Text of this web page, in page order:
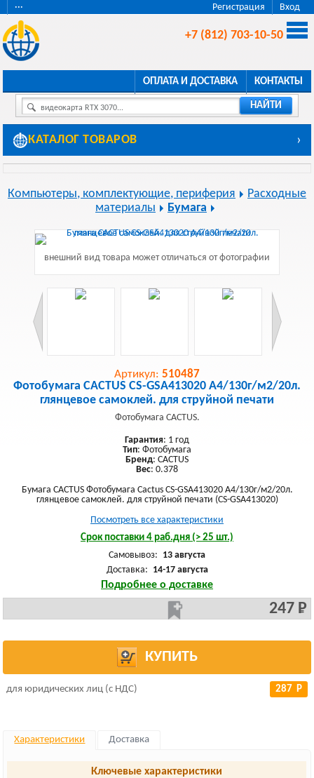
Регистрация Вход
···
+7 (812) 703-10-50
ОПЛАТА И ДОСТАВКА КОНТАКТЫ
видеокарта RTX 3070... НАЙТИ
КАТАЛОГ ТОВАРОВ ›
Компьютеры, комплектующие, периферия
Расходные
материалы
Бумага
внешний вид товара может отличаться от фотографии
Артикул: 510487
Фотобумага CACTUS CS-GSA413020 A4/130г/м2/20л.
глянцевое самоклей. для струйной печати
Фотобумага CACTUS.
Гарантия: 1 год
Тип: Фотобумага
Бренд: CACTUS
Вес: 0.378
Бумага CACTUS Фотобумага Cactus CS-GSA413020 A4/130г/м2/20л.
глянцевое самоклей. для струйной печати (CS-GSA413020)
Посмотреть все характеристики
Срок поставки 4 раб.дня (> 25 шт.)
Самовывоз: 13 августа
Доставка: 14-17 августа
Подробнее о доставке
247 Р
КУПИТЬ
для юридических лиц (с НДС) 287 Р
Характеристики Доставка
Ключевые характеристики